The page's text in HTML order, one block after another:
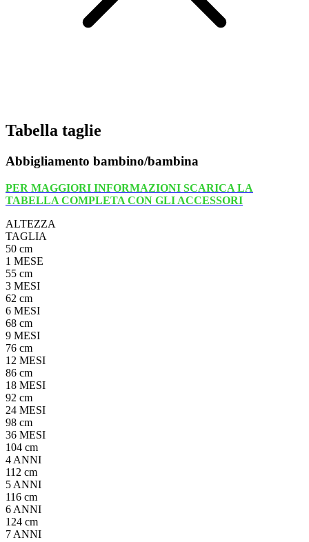
Tabella taglie
Abbigliamento bambino/bambina
PER MAGGIORI INFORMAZIONI SCARICA LA
TABELLA COMPLETA CON GLI ACCESSORI
ALTEZZA
TAGLIA
50 cm
1 MESE
55 cm
3 MESI
62 cm
6 MESI
68 cm
9 MESI
76 cm
12 MESI
86 cm
18 MESI
92 cm
24 MESI
98 cm
36 MESI
104 cm
4 ANNI
112 cm
5 ANNI
116 cm
6 ANNI
124 cm
7 ANNI